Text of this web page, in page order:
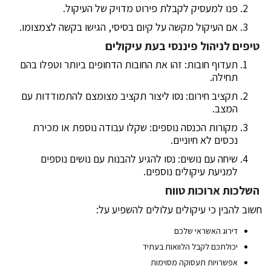
פנו למעסיק לקבלת פירוט מדויק של העיקול.
אם העיקול מקשה על קיום בסיסי, הגישו בקשה לצמצומו.
טיפים לניהול פיננסי בעת עיקולים
תעדוף חובות: זהו את החובות הדחופים ביותר וטפלו בהם
תחילה.
תקציב חירום: נסו ליצור תקציב מצומצם להתמודדות עם
המצב.
מקורות הכנסה נוספים: שקלו עבודה נוספת או מכירת
נכסים לא חיוניים.
שיחה עם נושים: נסו להגיע להבנות עם נושים נוספים
למניעת עיקולים נוספים.
השלכות ארוכות טווח
חשוב להבין כי עיקולים עלולים להשפיע על:
דירוג האשראי שלכם
יכולתכם לקבל הלוואות בעתיד
אפשרויות תעסוקה מסוימות